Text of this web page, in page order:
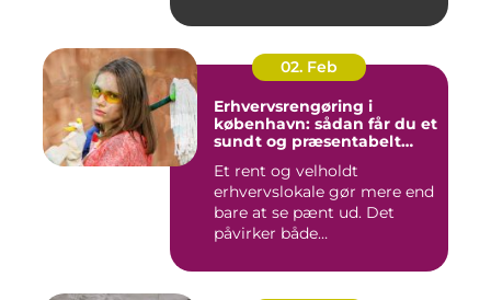
02. Feb
Erhvervsrengøring i
københavn: sådan får du et
sundt og præsentabelt
Et rent og velholdt
erhvervslokale gør mere end
bare at se pænt ud. Det
påvirker både